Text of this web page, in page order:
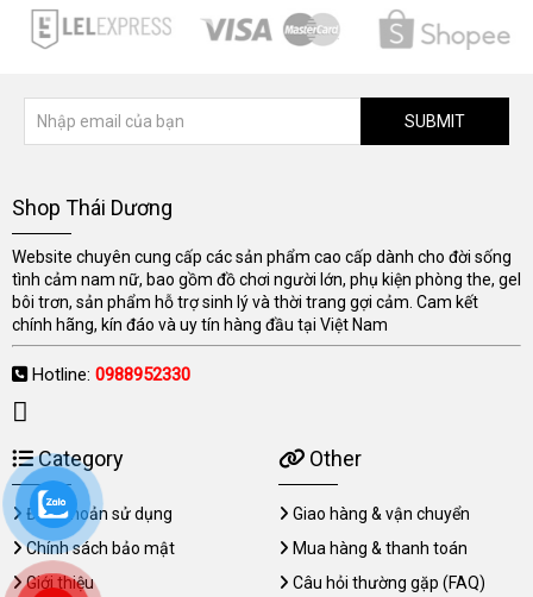
SUBMIT
Shop Thái Dương
Website chuyên cung cấp các sản phẩm cao cấp dành cho đời sống
tình cảm nam nữ, bao gồm đồ chơi người lớn, phụ kiện phòng the, gel
bôi trơn, sản phẩm hỗ trợ sinh lý và thời trang gợi cảm. Cam kết
chính hãng, kín đáo và uy tín hàng đầu tại Việt Nam
Hotline: 0988952330
Category
Điều khoản sử dụng
Chính sách bảo mật
Giới thiệu
Other
Giao hàng & vận chuyển
Mua hàng & thanh toán
Câu hỏi thường gặp (FAQ)